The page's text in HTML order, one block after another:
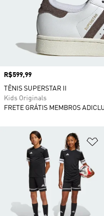
Preço
R$599,99
TÊNIS SUPERSTAR II
Kids Originals
FRETE GRÁTIS MEMBROS